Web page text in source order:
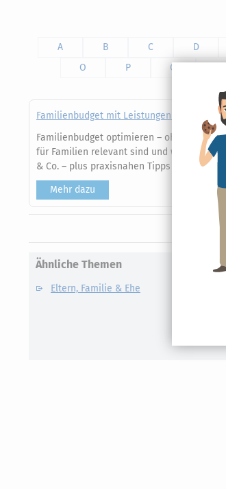
A
B C D
O
P Q
Familienbudget mit Leistungen &
Familienbudget optimieren – ohne
für Familien relevant sind und wie ihr sie
& Co. – plus praxisnahen Tipps zu
Mehr dazu
Ähnliche Themen
Eltern, Familie & Ehe